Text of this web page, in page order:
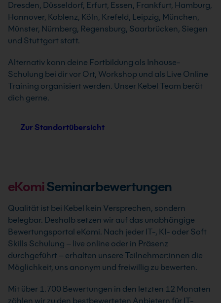
Dresden, Düsseldorf, Erfurt, Essen, Frankfurt, Hamburg,
Hannover, Koblenz, Köln, Krefeld, Leipzig, München,
Münster, Nürnberg, Regensburg, Saarbrücken, Siegen
und Stuttgart statt.
Alternativ kann deine Fortbildung als Inhouse-
Schulung bei dir vor Ort, Workshop und als Live Online
Training organisiert werden. Unser Kebel Team berät
dich gerne.
Zur Standortübersicht
eKomiSeminarbewertungen
Qualität ist bei Kebel kein Versprechen, sondern
belegbar. Deshalb setzen wir auf das unabhängige
Bewertungsportal eKomi. Nach jeder IT-, KI- oder Soft
Skills Schulung – live online oder in Präsenz
durchgeführt – erhalten unsere Teilnehmer:innen die
Möglichkeit, uns anonym und freiwillig zu bewerten.
Mit über 1.700 Bewertungen in den letzten 12 Monaten
zählen wir zu den bestbewerteten Anbietern für IT-